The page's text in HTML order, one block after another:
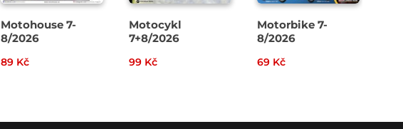
Motohouse 7-
8/2026
89 Kč
Motocykl
7+8/2026
99 Kč
Motorbike 7-
8/2026
69 Kč